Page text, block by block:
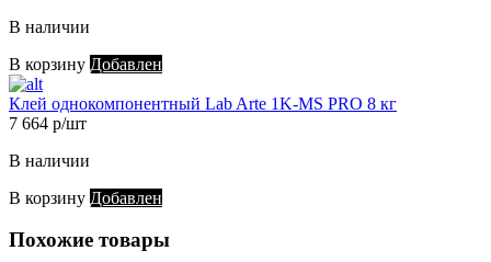
В наличии
В корзину Добавлен
Клей однокомпонентный Lab Arte 1K-MS PRO 8 кг
7 664 р/шт
В наличии
В корзину Добавлен
Похожие товары